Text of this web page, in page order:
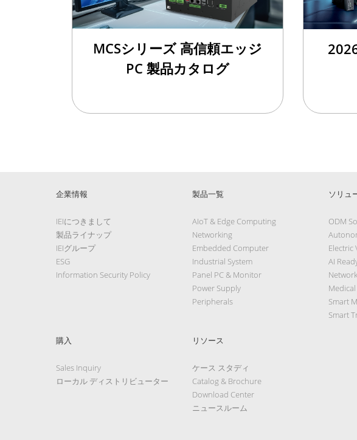
MCSシリーズ 高信頼エッジ
PC 製品カタログ
企業情報
IEIにつきまして
製品ライナップ
IEIグループ
ESG
Information Security Policy
製品一覧
AIoT & Edge Computing
Networking
Embedded Computer
Industrial System
Panel PC & Monitor
Power Supply
Peripherals
ソリュ
ODM
Electric
AI
Smart
Smart
購入
Sales Inquiry
ローカル ディストリビューター
リソース
ケース スタディ
Catalog & Brochure
Download Center
ニュースルーム